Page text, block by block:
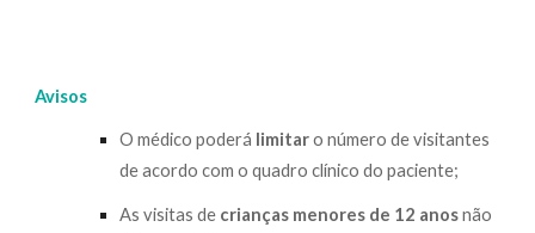
Avisos
O médico poderá limitaro número de visitantes
de acordo com o quadro clínico do paciente;
As visitas de crianças menores de 12 anosnão